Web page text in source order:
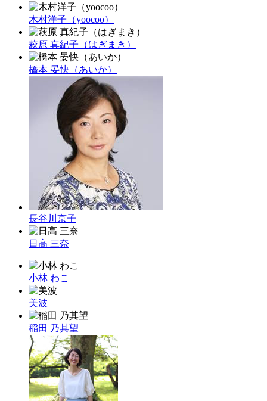
木村洋子（yoocoo）
萩原 真紀子（はぎまき）
橋本 晏快（あいか）
長谷川京子
日高 三奈
小林 わこ
美波
稲田 乃其望